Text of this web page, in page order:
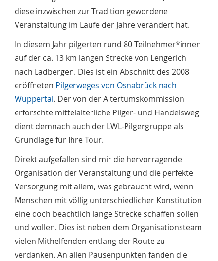
diese inzwischen zur Tradition gewordene
Veranstaltung im Laufe der Jahre verändert hat.
In diesem Jahr pilgerten rund 80 Teilnehmer*innen
auf der ca. 13 km langen Strecke von Lengerich
nach Ladbergen. Dies ist ein Abschnitt des 2008
eröffneten Pilgerweges von Osnabrück nach
Wuppertal. Der von der Altertumskommission
erforschte mittelalterliche Pilger- und Handelsweg
dient demnach auch der LWL-Pilgergruppe als
Grundlage für Ihre Tour.
Direkt aufgefallen sind mir die hervorragende
Organisation der Veranstaltung und die perfekte
Versorgung mit allem, was gebraucht wird, wenn
Menschen mit völlig unterschiedlicher Konstitution
eine doch beachtlich lange Strecke schaffen sollen
und wollen. Dies ist neben dem Organisationsteam
vielen Mithelfenden entlang der Route zu
verdanken. An allen Pausenpunkten fanden die